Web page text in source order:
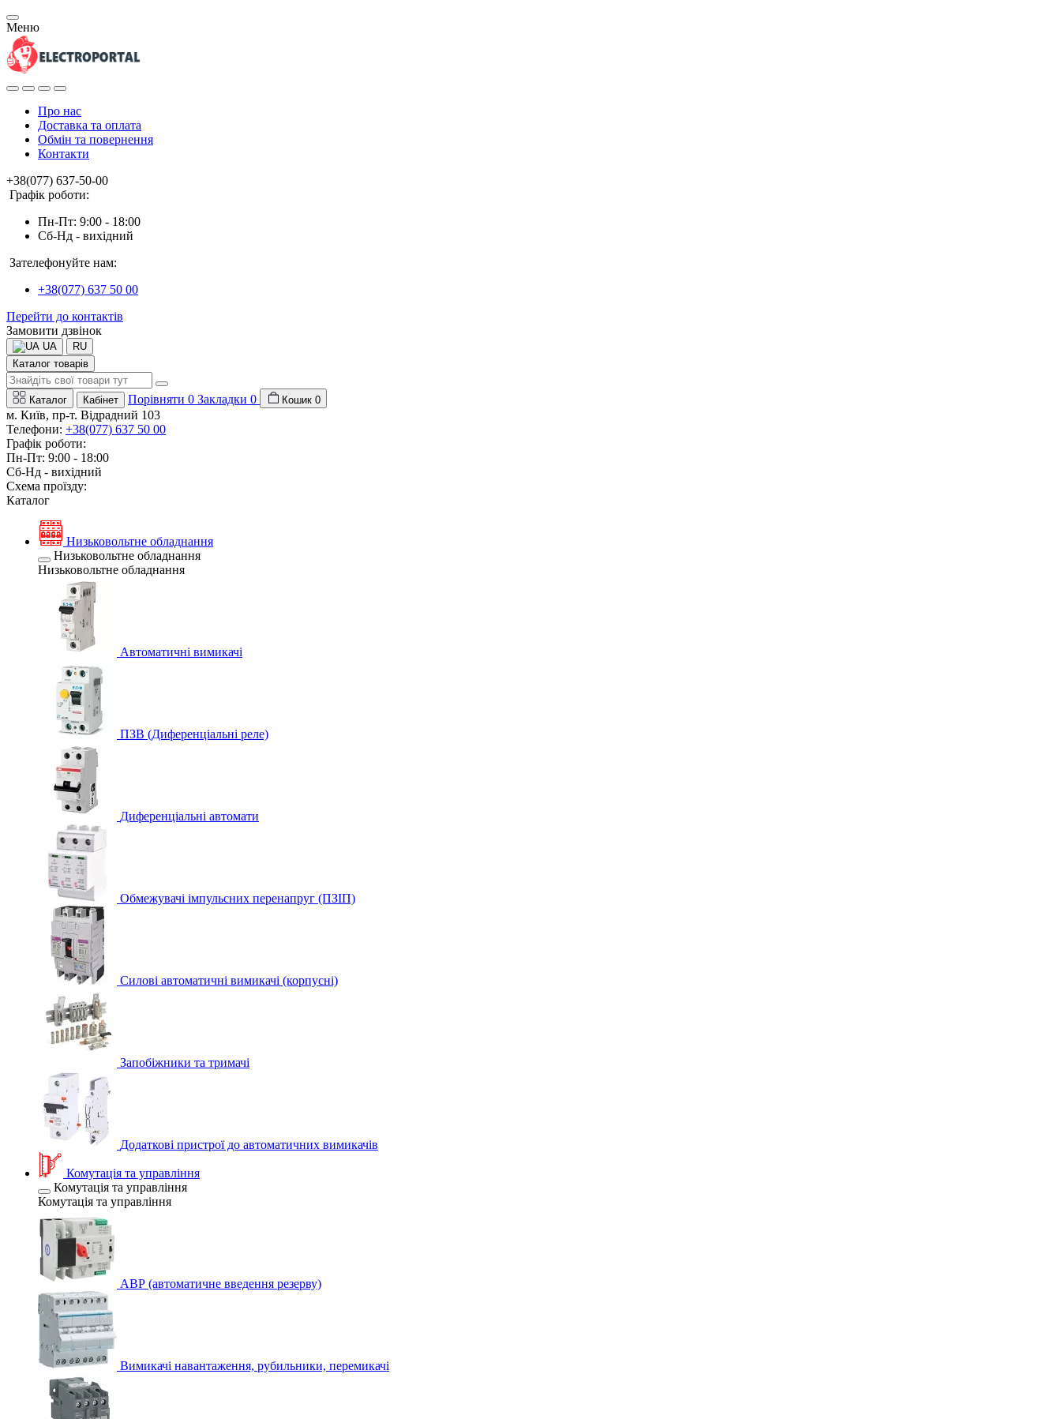
Меню
Про нас
Доставка та оплата
Обмін та повернення
Контакти
+38(077) 637-50-00
Графік роботи:
Пн-Пт: 9:00 - 18:00
Сб-Нд - вихідний
Зателефонуйте нам:
+38(077) 637 50 00
Перейти до контактів
Замовити дзвінок
UA
RU
Каталог товарів
Каталог Кабінет Порівняти 0 Закладки 0 Кошик 0
м. Київ, пр-т. Відрадний 103
Телефони: +38(077) 637 50 00
Графік роботи:
Пн-Пт: 9:00 - 18:00
Сб-Нд - вихідний
Схема проїзду:
Каталог
Низьковольтне обладнання
Низьковольтне обладнання
Низьковольтне обладнання
Автоматичні вимикачі
ПЗВ (Диференціальні реле)
Диференціальні автомати
Обмежувачі імпульсних перенапруг (ПЗІП)
Силові автоматичні вимикачі (корпусні)
Запобіжники та тримачі
Додаткові пристрої до автоматичних вимикачів
Комутація та управління
Комутація та управління
Комутація та управління
АВР (автоматичне введення резерву)
Вимикачі навантаження, рубильники, перемикачі